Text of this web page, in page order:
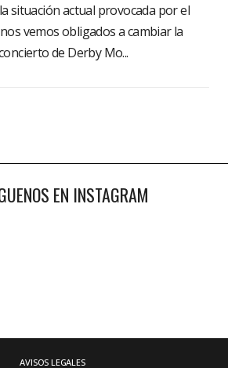
situación actual provocada por el
vemos obligados a cambiar la
de Derby Mo...
EN INSTAGRAM
AVISOS LEGALES